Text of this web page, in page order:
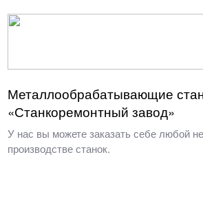
Металлообрабатывающие
«Станкоремонтный завод»
У нас вы можете заказать себе любой
производстве станок.